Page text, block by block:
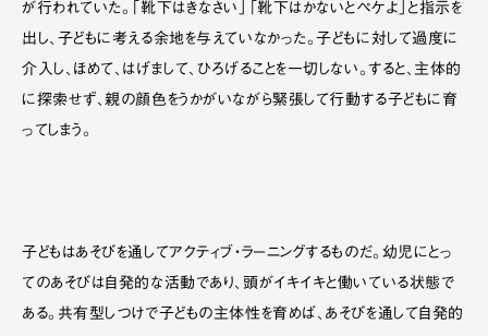
が行われていた。「靴下はきなさい」「靴下はかないとペケよ」と指示を
出し、子どもに考える余地を与えていなかった。子どもに対して過度に
介入し、ほめて、はげまして、ひろげることを一切しない。すると、主体的
に探索せず、親の顔色をうかがいながら緊張して行動する子どもに育
ってしまう。
子どもはあそびを通してアクティブ・ラーニングするものだ。幼児にとっ
てのあそびは自発的な活動であり、頭がイキイキと働いている状態で
ある。共有型しつけで子どもの主体性を育めば、あそびを通して自発的